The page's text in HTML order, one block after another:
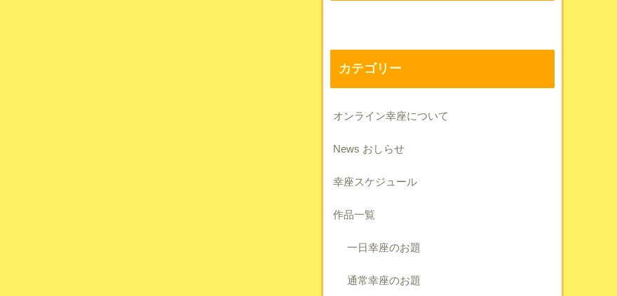
カテゴリー
オンライン幸座について
News おしらせ
幸座スケジュール
作品一覧
一日幸座のお題
通常幸座のお題